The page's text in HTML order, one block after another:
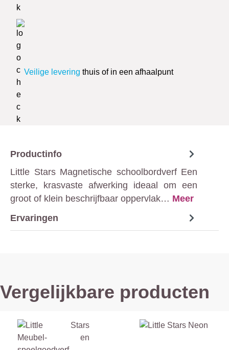
Veilige levering thuis of in een afhaalpunt
Productinfo
Little Stars Magnetische schoolbordverf Een
sterke, krasvaste afwerking ideaal om een
groot of klein beschrijfbaar oppervlak… Meer
Ervaringen
Vergelijkbare producten